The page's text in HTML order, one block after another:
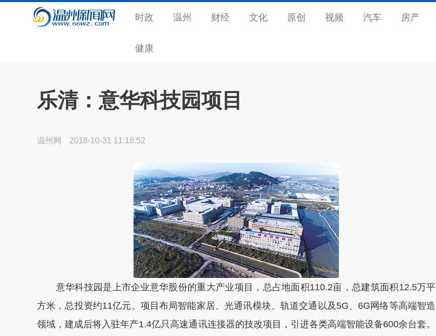
时政 温州 财经 文化 原创 视频 汽车 房产
健康
乐清：意华科技园项目
温州网 2018-10-31 11:18:52
意华科技园是上市企业意华股份的重大产业项目，总占地面积110.2亩，总建筑面积12.5万平
方米，总投资约11亿元。项目布局智能家居、光通讯模块、轨道交通以及5G、6G网络等高端智造
领域，建成后将入驻年产1.4亿只高速通讯连接器的技改项目，引进各类高端智能设备600余台套。